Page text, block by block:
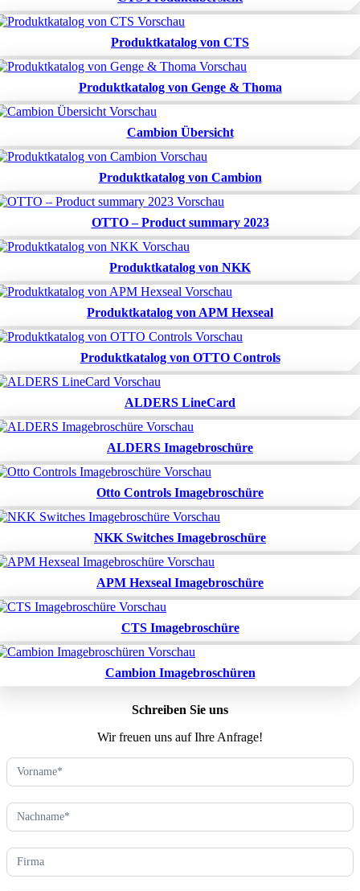
Produktkatalog von CTS
Produktkatalog von Genge & Thoma
Cambion Übersicht
Produktkatalog von Cambion
OTTO – Product summary 2023
Produktkatalog von NKK
Produktkatalog von APM Hexseal
Produktkatalog von OTTO Controls
ALDERS LineCard
ALDERS Imagebroschüre
Otto Controls Imagebroschüre
NKK Switches Imagebroschüre
APM Hexseal Imagebroschüre
CTS Imagebroschüre
Cambion Imagebroschüren
Schreiben Sie uns
Wir freuen uns auf Ihre Anfrage!
Kontaktformular
(DE)